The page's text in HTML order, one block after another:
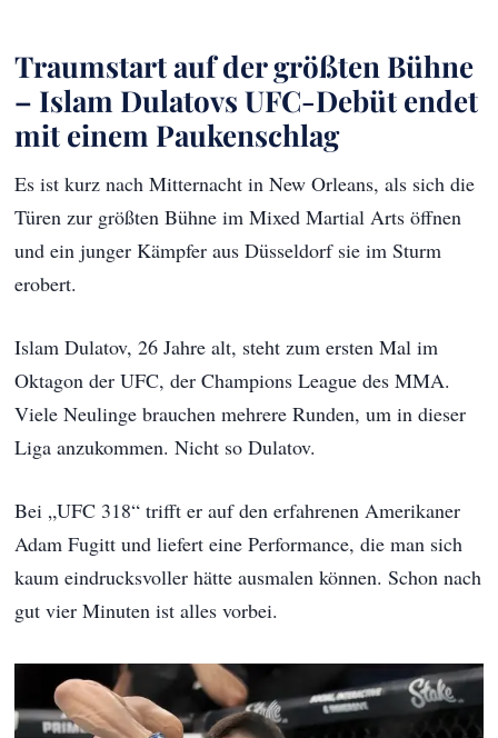
Traumstart auf der größten Bühne
– Islam Dulatovs UFC-Debüt endet
mit einem Paukenschlag
Es ist kurz nach Mitternacht in New Orleans, als sich die
Türen zur größten Bühne im Mixed Martial Arts öffnen
und ein junger Kämpfer aus Düsseldorf sie im Sturm
erobert.
Islam Dulatov, 26 Jahre alt, steht zum ersten Mal im
Oktagon der UFC, der Champions League des MMA.
Viele Neulinge brauchen mehrere Runden, um in dieser
Liga anzukommen. Nicht so Dulatov.
Bei „UFC 318“ trifft er auf den erfahrenen Amerikaner
Adam Fugitt und liefert eine Performance, die man sich
kaum eindrucksvoller hätte ausmalen können. Schon nach
gut vier Minuten ist alles vorbei.